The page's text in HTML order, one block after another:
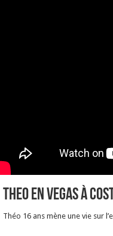
Theo en Vegas à
Théo 16 ans mène une vie sur